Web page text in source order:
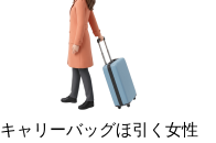
キャリーバッグほ引く女性